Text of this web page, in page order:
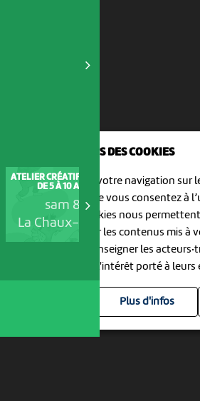
NOUS UTILISONS DES COOKIES
En poursuivant votre navigation sur
culturoscoPe site vous consentez à
cookies. Les cookies nous
le trafic, d’affiner les contenus mis à
disposition et renseigner les
culturel·le·s sur l'intérêt porté à
Plus d'infos
ATELIER CRÉATIF POUR ENFANTS
DE 5 À 10 ANS : UNE...
sam 8 août
La Chaux-de-Fonds
VISITE